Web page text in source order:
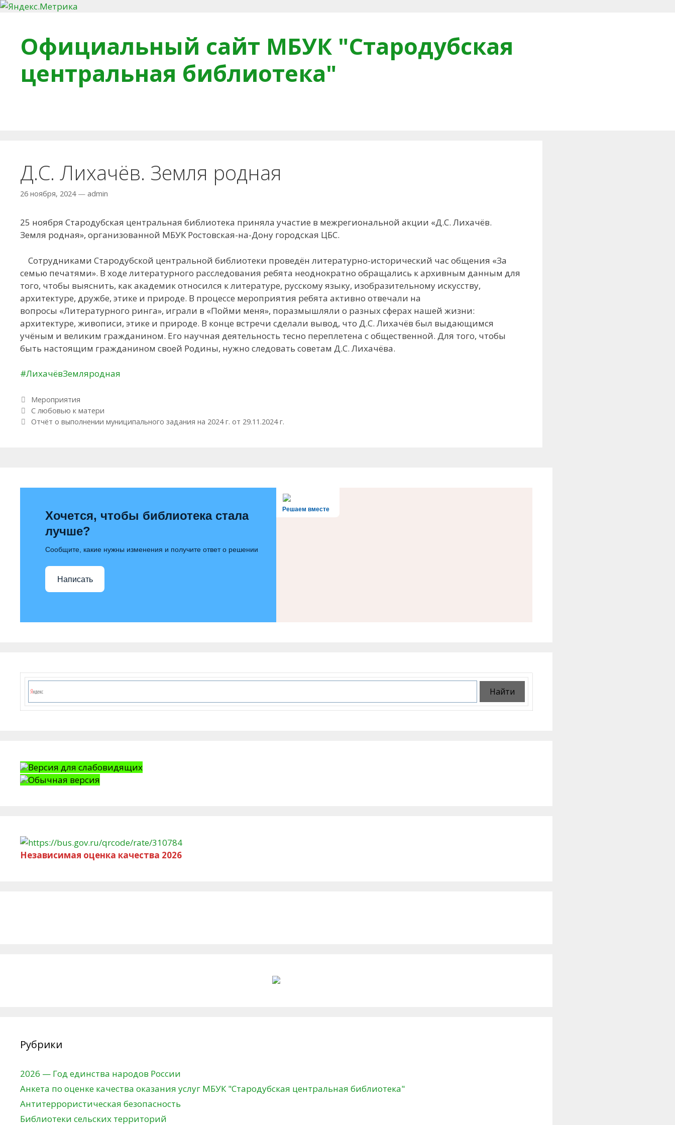
Официальный сайт МБУК "Стародубская
центральная библиотека"
Д.С. Лихачёв. Земля родная
26 ноября, 2024 — admin
25 ноября Стародубская центральная библиотека приняла участие в межрегиональной акции «Д.С. Лихачёв.
Земля родная», организованной МБУК Ростовская-на-Дону городская ЦБС.
Сотрудниками Стародубской центральной библиотеки проведён литературно-исторический час общения «За
семью печатями». В ходе литературного расследования ребята неоднократно обращались к архивным данным для
того, чтобы выяснить, как академик относился к литературе, русскому языку, изобразительному искусству,
архитектуре, дружбе, этике и природе. В процессе мероприятия ребята активно отвечали на
вопросы «Литературного ринга», играли в «Пойми меня», поразмышляли о разных сферах нашей жизни:
архитектуре, живописи, этике и природе. В конце встречи сделали вывод, что Д.С. Лихачёв был выдающимся
учёным и великим гражданином. Его научная деятельность тесно переплетена с общественной. Для того, чтобы
быть настоящим гражданином своей Родины, нужно следовать советам Д.С. Лихачёва.
#ЛихачёвЗемляродная
Рубрики
Мероприятия
Навигация по записям
С любовью к матери
Отчёт о выполнении муниципального задания на 2024 г. от 29.11.2024 г.
Решаем вместе
Хочется, чтобы библиотека стала
лучше?
Сообщите, какие нужны изменения и получите ответ о решении
Написать
Версия для слабовидящих
Обычная версия
Независимая оценка качества 2026
Рубрики
2026 — Год единства народов России
Анкета по оценке качества оказания услуг МБУК "Стародубская центральная библиотека"
Антитеррористическая безопасность
Библиотеки сельских территорий